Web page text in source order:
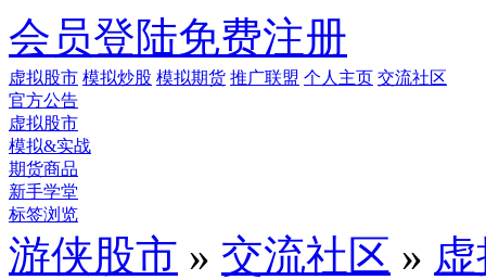
会员登陆免费注册
虚拟股市 模拟炒股 模拟期货 推广联盟 个人主页 交流社区
官方公告
虚拟股市
模拟&实战
期货商品
新手学堂
标签浏览
游侠股市 » 交流社区 »